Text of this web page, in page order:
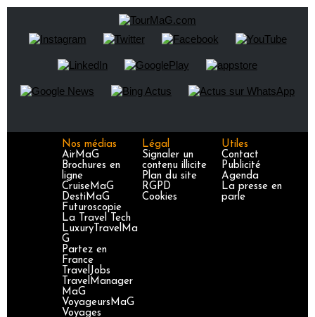
Nos médias
AirMaG
Brochures en
ligne
CruiseMaG
DestiMaG
Futuroscopie
La Travel Tech
LuxuryTravelMa
G
Partez en
France
TravelJobs
TravelManager
MaG
VoyageursMaG
Voyages
Légal
Signaler un
contenu illicite
Plan du site
RGPD
Cookies
Utiles
Contact
Publicité
Agenda
La presse en
parle